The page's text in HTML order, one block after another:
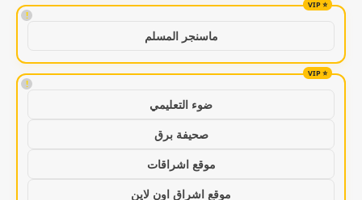
!
ماسنجر المسلم
!
ضوء التعليمي
صحيفة برق
موقع اشراقات
موقع اشراق اون لاين